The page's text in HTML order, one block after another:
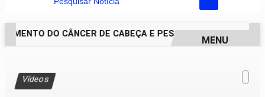
Pesquisar Notícia
DO CÂNCER DE CABEÇA E PESCOÇO EVOLUI E
MENU
Vídeos